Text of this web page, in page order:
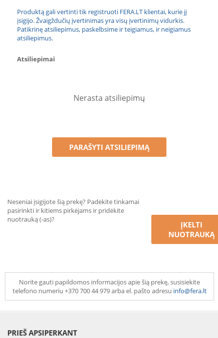
Produktą gali vertinti tik registruoti FERA.LT klientai, kurie jį
įsigijo. Žvaigždučių įvertinimas yra visų įvertinimų vidurkis.
Patikrinę atsiliepimus, paskelbsime ir teigiamus, ir neigiamus
atsiliepimus.
Atsiliepimai
Nerasta atsiliepimų
PARAŠYTI ATSILIEPIMĄ
Neseniai įsigijote šią prekę? Padėkite tinkamai
pasirinkti ir kitiems pirkėjams ir pridėkite
nuotrauką (-as)?
ĮKELTI
NUOTRAUKĄ
Norite gauti papildomos informacijos apie šią prekę, susisiekite
telefono numeriu +370 700 44 979 arba el. pašto adresu info@fera.lt
PRIEŠ APSIPERKANT